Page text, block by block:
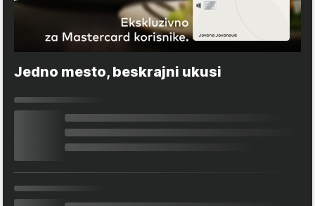
Jedno mesto, beskrajni ukusi